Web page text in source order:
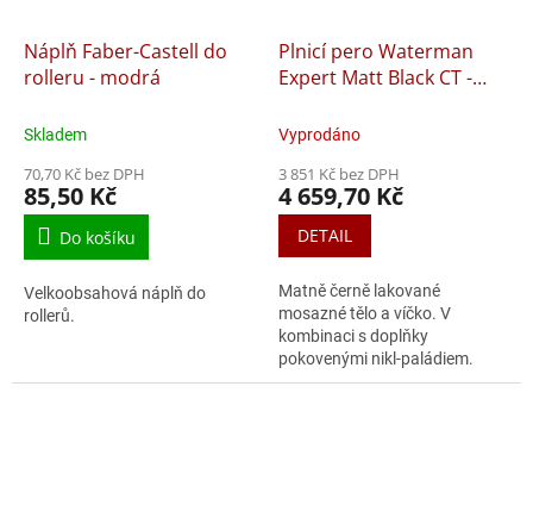
Náplň Faber-Castell do
rolleru - modrá
Skladem
70,70 Kč bez DPH
85,50 Kč
Do košíku
Velkoobsahová náplň do
rollerů.
Plnicí pero Waterman
Expert Matt Black CT -
Vyprodáno
3 851 Kč bez DPH
4 659,70 Kč
DETAIL
Matně černě lakované
mosazné tělo a víčko. V
kombinaci s doplňky
pokovenými nikl-paládiem.
Hrot z ušlechtilé nerezové